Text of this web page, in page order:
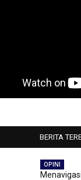
BERITA
OPINI